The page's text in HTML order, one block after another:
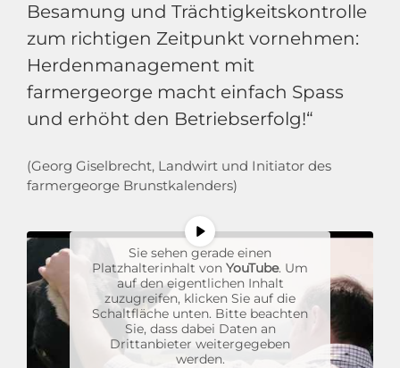
Besamung und Trächtigkeitskontrolle
zum richtigen Zeitpunkt vornehmen:
Herdenmanagement mit
farmergeorge macht einfach Spass
und erhöht den Betriebserfolg!“
(Georg Giselbrecht, Landwirt und Initiator des
farmergeorge Brunstkalenders)
Sie sehen gerade einen
Platzhalterinhalt von YouTube. Um
auf den eigentlichen Inhalt
zuzugreifen, klicken Sie auf die
Schaltfläche unten. Bitte beachten
Sie, dass dabei Daten an
Drittanbieter weitergegeben
werden.